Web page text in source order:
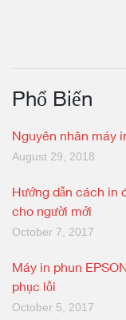
Phổ Biến
Nguyên nhân máy
August 29, 2018
Hướng dẫn cách in
cho người mới
October 7, 2017
Máy in phun
phục lỗi
October 5, 2017